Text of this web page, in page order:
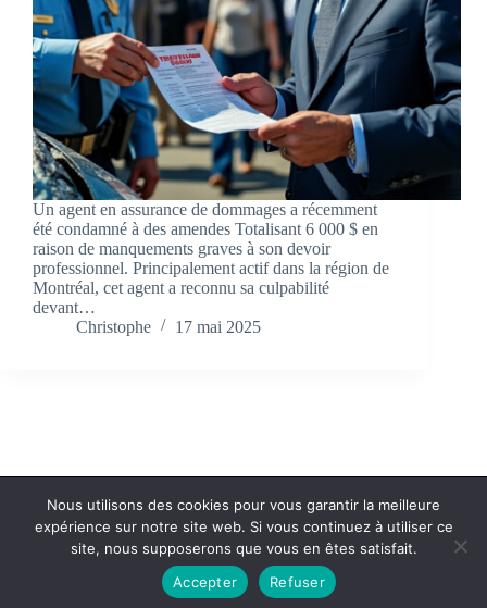
Un agent en assurance de dommages a récemment
été condamné à des amendes Totalisant 6 000 $ en
raison de manquements graves à son devoir
professionnel. Principalement actif dans la région de
Montréal, cet agent a reconnu sa culpabilité
devant…
Christophe
17 mai 2025
Politique de confidentialité Contact
Copyright © 2026 - cc-ba.com
Nous utilisons des cookies pour vous garantir la meilleure
expérience sur notre site web. Si vous continuez à utiliser ce
site, nous supposerons que vous en êtes satisfait.
Accepter
Refuser